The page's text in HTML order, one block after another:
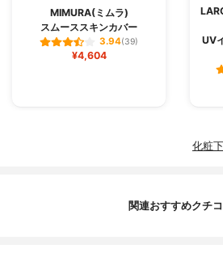
MIMURA(ミムラ)
スムーススキンカバー
3.94(39)
¥4,604
UV
化粧
関連おすすめクチコ